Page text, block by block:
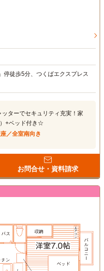
停徒歩5分、つくばエクスプレス
ターでセキュリティ充実！家
+ベッド付き☆
／全室南向き
お問合せ・資料請求